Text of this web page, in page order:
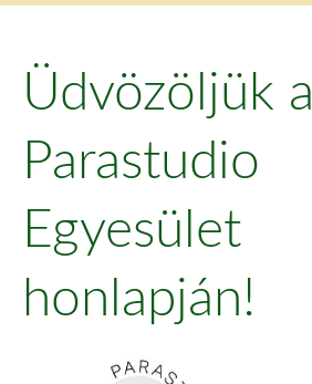
Üdvözöljük a
Parastudio
Egyesület
honlapján!